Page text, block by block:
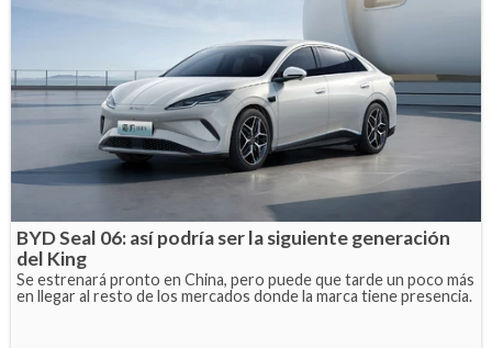
BYD Seal 06: así podría ser la siguiente generación
del King
Se estrenará pronto en China, pero puede que tarde un poco más
en llegar al resto de los mercados donde la marca tiene presencia.